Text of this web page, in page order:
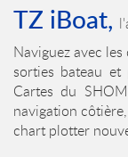
TZ iBoat,
Naviguez avec
sorties bateau et
Cartes du
navigation
chart plotter